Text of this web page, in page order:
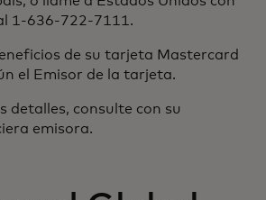
1-636-722-7111.
de su tarjeta Mastercard
el Emisor de la tarjeta.
detalles, consulte con su
emisora.